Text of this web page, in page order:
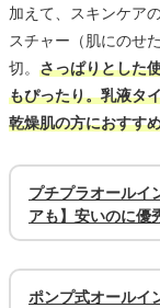
加えて、スキンケア
スチャー（肌にのせ
切。 さっぱりとした
もぴったり。乳液タ
乾燥肌の方におすす
プチプラオールイ
アも】安いのに優
ポンプ式オールイ